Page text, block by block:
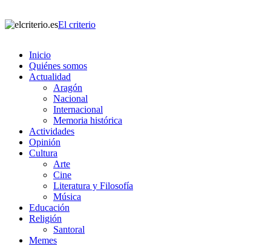
El criterio
Inicio
Quiénes somos
Actualidad
Aragón
Nacional
Internacional
Memoria histórica
Actividades
Opinión
Cultura
Arte
Cine
Literatura y Filosofía
Música
Educación
Religión
Santoral
Memes